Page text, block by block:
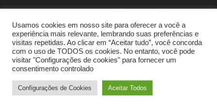
Contato:contato@odebateon.com.br /
comercia@odebateon.com.br
© Portal de Notícias ODEBATEON
Usamos cookies em nosso site para oferecer a você a
experiência mais relevante, lembrando suas preferências e
visitas repetidas. Ao clicar em “Aceitar tudo”, você concorda
com o uso de TODOS os cookies. No entanto, você pode
visitar "Configurações de cookies" para fornecer um
consentimento controlado
Configurações de Cookies Aceitar Todos